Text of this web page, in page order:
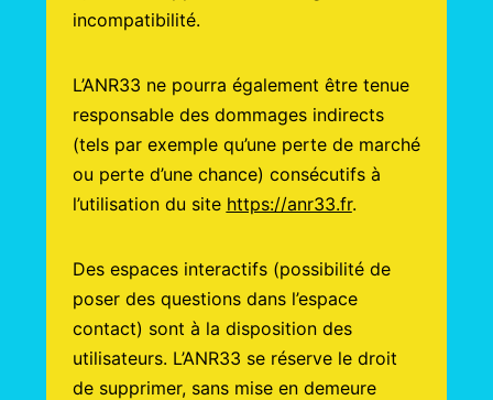
incompatibilité.
L’ANR33 ne pourra également être tenue
responsable des dommages indirects
(tels par exemple qu’une perte de marché
ou perte d’une chance) consécutifs à
l’utilisation du site https://anr33.fr.
Des espaces interactifs (possibilité de
poser des questions dans l’espace
contact) sont à la disposition des
utilisateurs. L’ANR33 se réserve le droit
de supprimer, sans mise en demeure